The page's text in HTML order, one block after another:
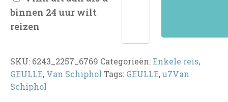
binnen 24 uur wilt
reizen
SKU: 6243_2257_6769 Categorieën:Enkele reis,
GEULLE, Van Schiphol Tags: GEULLE,u7Van
Schiphol